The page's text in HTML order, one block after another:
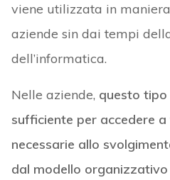
viene utilizzata in
aziende sin dai tempi
dell’informatica.
Nelle aziende, questo
sufficiente per accedere
necessarie allo
dal modello